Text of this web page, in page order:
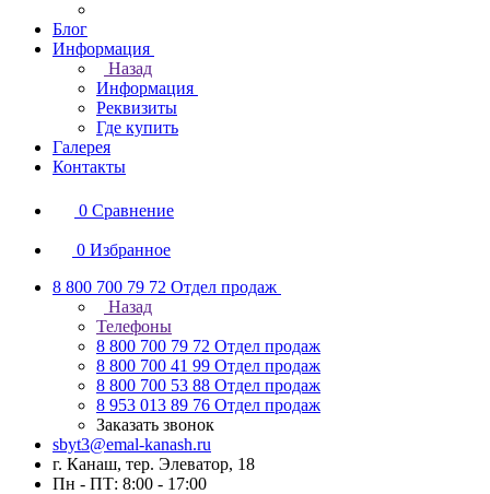
Блог
Информация
Назад
Информация
Реквизиты
Где купить
Галерея
Контакты
0 Сравнение
0 Избранное
8 800 700 79 72 Отдел продаж
Назад
Телефоны
8 800 700 79 72 Отдел продаж
8 800 700 41 99 Отдел продаж
8 800 700 53 88 Отдел продаж
8 953 013 89 76 Отдел продаж
Заказать звонок
sbyt3@emal-kanash.ru
г. Канаш, тер. Элеватор, 18
Пн - ПТ: 8:00 - 17:00